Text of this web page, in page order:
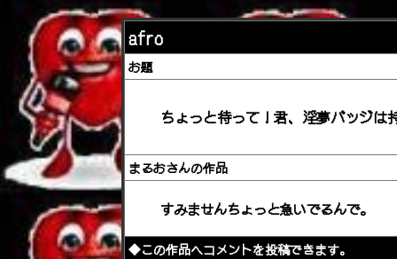
afro
お題
ちょっと待って！君、淫夢バッジは
まるおさんの作品
すみませんちょっと急いでるんで。
◆この作品へコメントを投稿できます。